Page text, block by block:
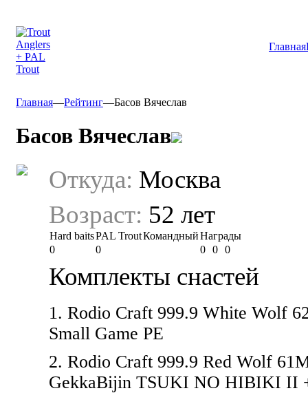
Главная
Главная—Рейтинг—Басов Вячеслав
Басов Вячеслав
Откуда: Москва
Возраст: 52 лет
Hard baitsPAL TroutКомандныйНаграды
0
0 0 0 0
Комплекты снастей
1. Rodio Craft 999.9 White Wolf
Small Game PE
2. Rodio Craft 999.9 Red Wolf
GekkaBijin TSUKI NO HIBIKI II